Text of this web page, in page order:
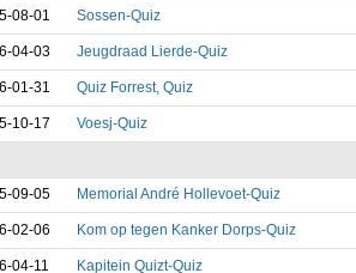
08-01 Sossen-Quiz
04-03 Jeugdraad Lierde-Quiz
01-31 Quiz Forrest, Quiz
10-17 Voesj-Quiz
09-05 Memorial André Hollevoet-Quiz
02-06 Kom op tegen Kanker Dorps-Quiz
04-11 Kapitein Quizt-Quiz